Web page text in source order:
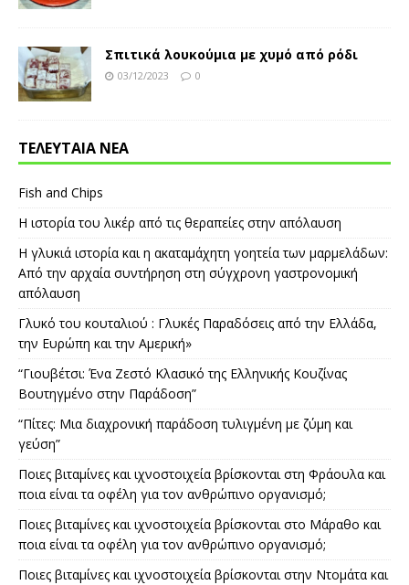
Σπιτικά λουκούμια με χυμό από ρόδι
03/12/2023 0
ΤΕΛΕΥΤΑΙΑ ΝΕΑ
Fish and Chips
Η ιστορία του λικέρ από τις θεραπείες στην απόλαυση
Η γλυκιά ιστορία και η ακαταμάχητη γοητεία των μαρμελάδων:
Από την αρχαία συντήρηση στη σύγχρονη γαστρονομική
απόλαυση
Γλυκό του κουταλιού : Γλυκές Παραδόσεις από την Ελλάδα,
την Ευρώπη και την Αμερική»
“Γιουβέτσι: Ένα Ζεστό Κλασικό της Ελληνικής Κουζίνας
Βουτηγμένο στην Παράδοση”
“Πίτες: Μια διαχρονική παράδοση τυλιγμένη με ζύμη και
γεύση”
Ποιες βιταμίνες και ιχνοστοιχεία βρίσκονται στη Φράουλα και
ποια είναι τα οφέλη για τον ανθρώπινο οργανισμό;
Ποιες βιταμίνες και ιχνοστοιχεία βρίσκονται στο Μάραθο και
ποια είναι τα οφέλη για τον ανθρώπινο οργανισμό;
Ποιες βιταμίνες και ιχνοστοιχεία βρίσκονται στην Ντομάτα και